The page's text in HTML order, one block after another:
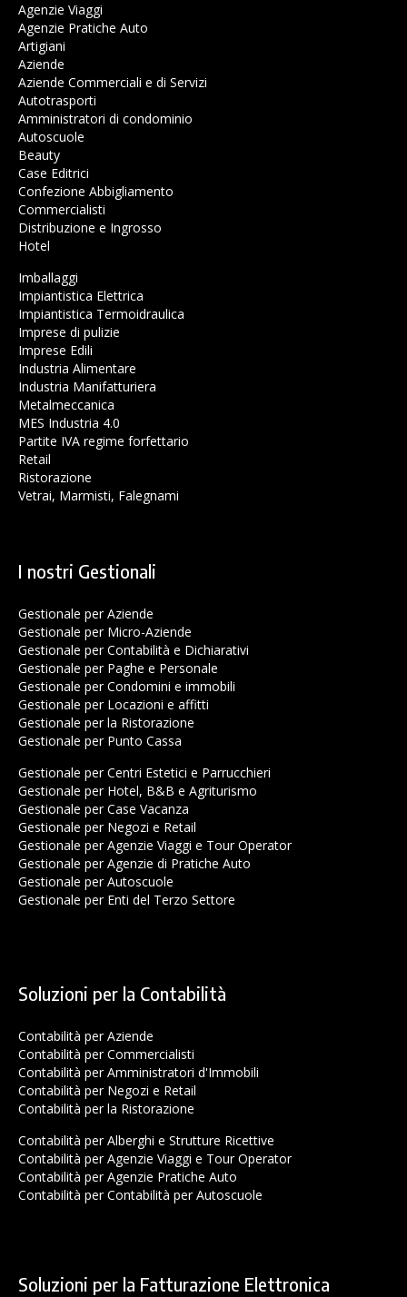
Agenzie Viaggi
Agenzie Pratiche Auto
Artigiani
Aziende
Aziende Commerciali e di Servizi
Autotrasporti
Amministratori di condominio
Autoscuole
Beauty
Case Editrici
Confezione Abbigliamento
Commercialisti
Distribuzione e Ingrosso
Hotel
Imballaggi
Impiantistica Elettrica
Impiantistica Termoidraulica
Imprese di pulizie
Imprese Edili
Industria Alimentare
Industria Manifatturiera
Metalmeccanica
MES Industria 4.0
Partite IVA regime forfettario
Retail
Ristorazione
Vetrai, Marmisti, Falegnami
I nostri Gestionali
Gestionale per Aziende
Gestionale per Micro-Aziende
Gestionale per Contabilità e Dichiarativi
Gestionale per Paghe e Personale
Gestionale per Condomini e immobili
Gestionale per Locazioni e affitti
Gestionale per la Ristorazione
Gestionale per Punto Cassa
Gestionale per Centri Estetici e Parrucchieri
Gestionale per Hotel, B&B e Agriturismo
Gestionale per Case Vacanza
Gestionale per Negozi e Retail
Gestionale per Agenzie Viaggi e Tour Operator
Gestionale per Agenzie di Pratiche Auto
Gestionale per Autoscuole
Gestionale per Enti del Terzo Settore
Soluzioni per la Contabilità
Contabilità per Aziende
Contabilità per Commercialisti
Contabilità per Amministratori d'Immobili
Contabilità per Negozi e Retail
Contabilità per la Ristorazione
Contabilità per Alberghi e Strutture Ricettive
Contabilità per Agenzie Viaggi e Tour Operator
Contabilità per Agenzie Pratiche Auto
Contabilità per Contabilità per Autoscuole
Soluzioni per la Fatturazione Elettronica